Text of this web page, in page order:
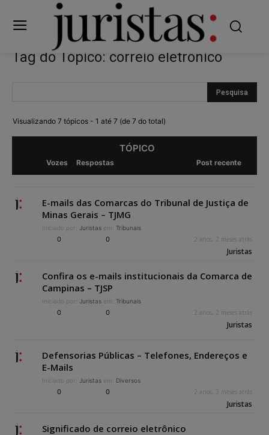
Tag do Tópico: correio eletrônico
Visualizando 7 tópicos - 1 até 7 (de 7 do total)
TÓPICO
Vozes Respostas Post recente
E-mails das Comarcas do Tribunal de Justiça de
Minas Gerais – TJMG
Iniciado por: Juristas em: Tribunais
0 0 2 anos, 2 meses atrás
Juristas
Confira os e-mails institucionais da Comarca de
Campinas – TJSP
Iniciado por: Juristas em: Tribunais
0 0 2 anos, 2 meses atrás
Juristas
Defensorias Públicas – Telefones, Endereços e
E-Mails
Iniciado por: Juristas em: Diversos
0 0 2 anos, 3 meses atrás
Juristas
Significado de correio eletrônico